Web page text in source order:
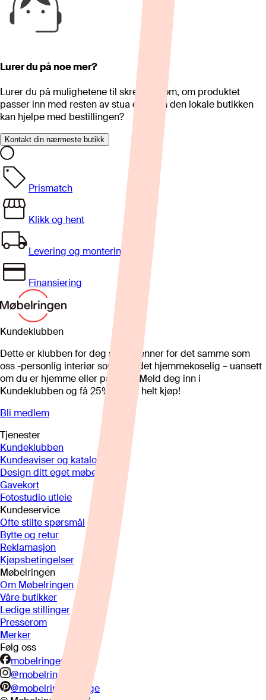
Lurer du på noe mer?
Lurer du på mulighetene til skreddersøm, om produktet
passer inn med resten av stua eller om den lokale butikken
kan hjelpe med bestillingen?
Kontakt din nærmeste butikk
Prismatch
Klikk og hent
Levering og montering
Finansiering
Kundeklubben
Dette er klubben for deg som brenner for det samme som
oss -personlig interiør som gjør det hjemmekoselig – uansett
om du er hjemme eller på hytta. Meld deg inn i
Kundeklubben og få 25%* på et helt kjøp!
Bli medlem
Tjenester
Kundeklubben
Kundeaviser og kataloger
Design ditt eget møbel
Gavekort
Fotostudio utleie
Kundeservice
Ofte stilte spørsmål
Bytte og retur
Reklamasjon
Kjøpsbetingelser
Møbelringen
Om Møbelringen
Våre butikker
Ledige stillinger
Presserom
Merker
Følg oss
mobelringen.no
@mobelringen
@mobelringennorge